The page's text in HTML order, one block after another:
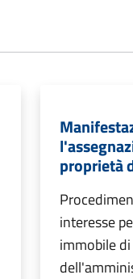
proprietà
interesse
immobile